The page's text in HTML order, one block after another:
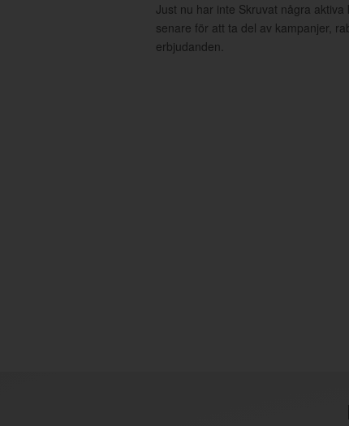
Just nu har inte Skruvat några
senare för att ta del av kampanjer,
erbjudanden.